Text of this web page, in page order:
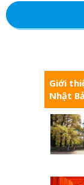
Giới
Nhật